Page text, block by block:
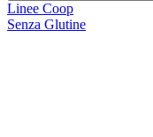
Linee Coop
Senza Glutine